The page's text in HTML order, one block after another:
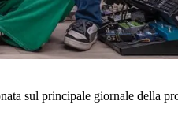
sul principale giornale della